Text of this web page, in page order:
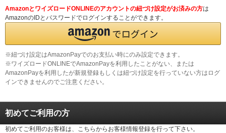
AmazonとワイズロードONLINEのアカウントの紐づけ設定がお済みの方は
AmazonのIDとパスワードでログインすることができます。
※紐づけ設定はAmazonPayでのお支払い時にのみ設定できます。
※ワイズロードONLINEでAmazonPayを利用したことがない、または
AmazonPayを利用したが新規登録もしくは紐づけ設定を行っていない方はログ
インできませんのでご注意ください。
初めてご利用の方
初めてご利用のお客様は、こちらからお客様情報登録を行って下さい。